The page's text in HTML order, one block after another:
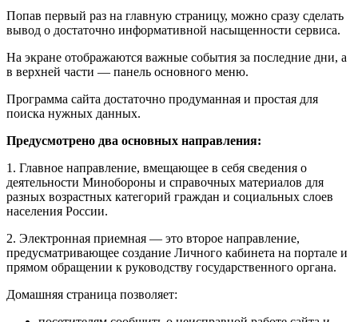
Попав первый раз на главную страницу, можно сразу сделать
вывод о достаточно информативной насыщенности сервиса.
На экране отображаются важные события за последние дни, а
в верхней части — панель основного меню.
Программа сайта достаточно продуманная и простая для
поиска нужных данных.
Предусмотрено два основных направления:
1. Главное направление, вмещающее в себя сведения о
деятельности Минобороны и справочных материалов для
разных возрастных категорий граждан и социальных слоев
населения России.
2. Электронная приемная — это второе направление,
предусматривающее создание Личного кабинета на портале и
прямом обращении к руководству государственного органа.
Домашняя страница позволяет: